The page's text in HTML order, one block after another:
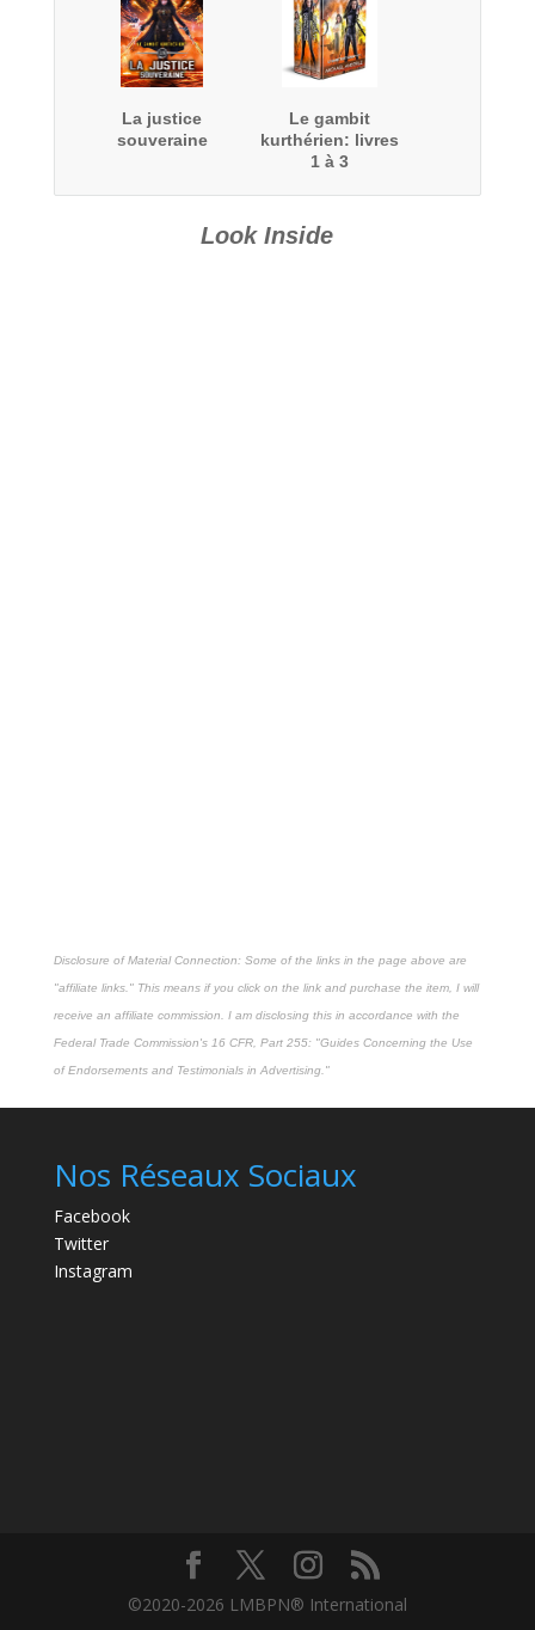
La justice
souveraine
Le gambit
kurthérien: livres
1 à 3
Look Inside
Disclosure of Material Connection: Some of the links in the page above are
"affiliate links." This means if you click on the link and purchase the item, I will
receive an affiliate commission. I am disclosing this in accordance with the
Federal Trade Commission's 16 CFR, Part 255: "Guides Concerning the Use
of Endorsements and Testimonials in Advertising."
Nos Réseaux Sociaux
Facebook
Twitter
Instagram
©2020-2026 LMBPN® International